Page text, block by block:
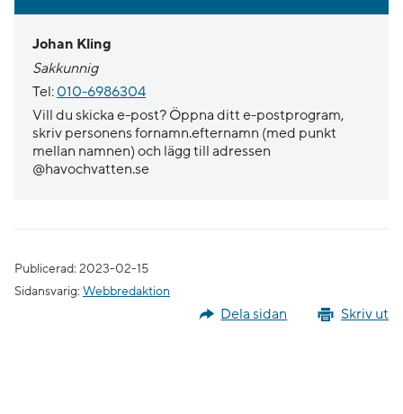
Johan Kling
Sakkunnig
Tel: 010-6986304
Vill du skicka e-post? Öppna ditt e-postprogram,
skriv personens fornamn.efternamn (med punkt
mellan namnen) och lägg till adressen
@havochvatten.se
Publicerad: 2023-02-15
Sidansvarig: Webbredaktion
Skriv ut
Dela sidan